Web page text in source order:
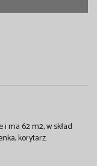
ma 62 m2, w skład
korytarz.